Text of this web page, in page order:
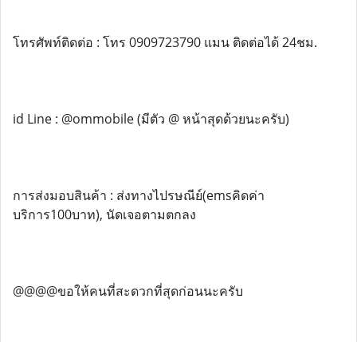
โทรศัพท์ติดต่อ : โทร 0909723790 แมน ติดต่อได้ 24ชม.
id Line : @ommobile (มีตัว @ หน้าสุดด้วยนะครับ)
การส่งมอบสินค้า : ส่งทางไปรษณีย์(emsคิดค่า
บริการ100บาท), นัดเจอตามตกลง
@@@@ขอให้คนที่สะดวกที่สุดก่อนนะครับ